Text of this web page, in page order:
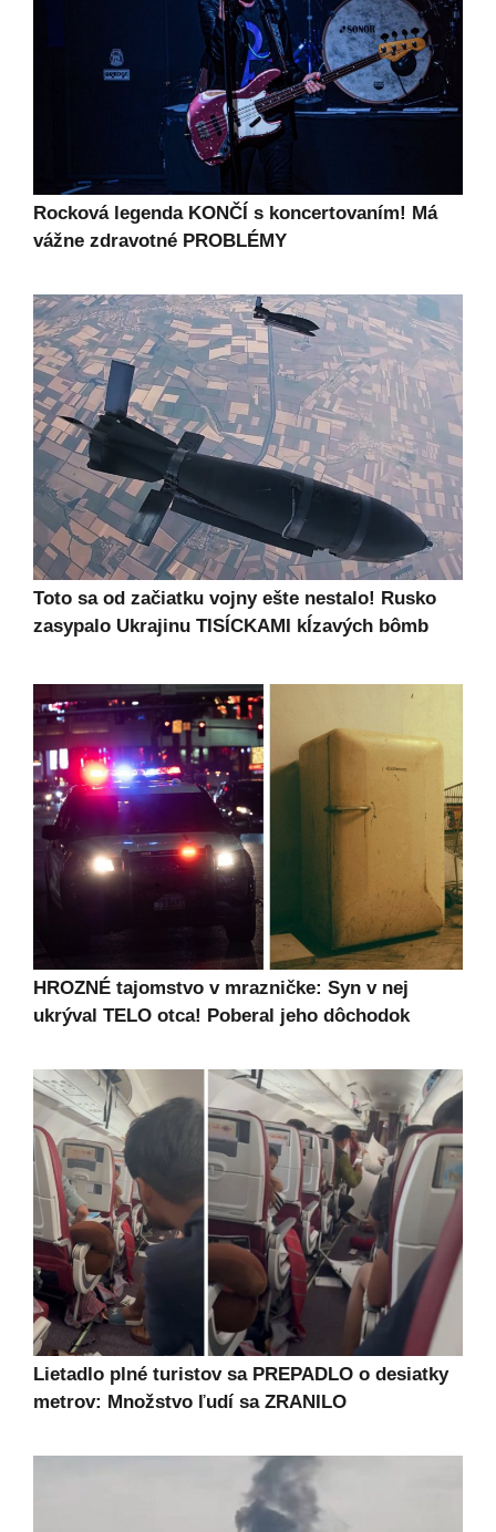
Rocková legenda KONČÍ s koncertovaním! Má
vážne zdravotné PROBLÉMY
Toto sa od začiatku vojny ešte nestalo! Rusko
zasypalo Ukrajinu TISÍCKAMI kĺzavých bômb
HROZNÉ tajomstvo v mrazničke: Syn v nej
ukrýval TELO otca! Poberal jeho dôchodok
Lietadlo plné turistov sa PREPADLO o desiatky
metrov: Množstvo ľudí sa ZRANILO